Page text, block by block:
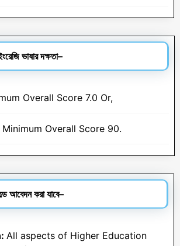
ভাষার দক্ষতা–
Overall Score 7.0 Or,
Minimum Overall Score 90.
আবেদন করা যাবে–
All aspects of Higher Education